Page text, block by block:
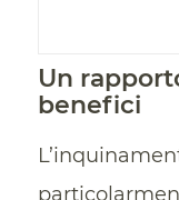
Un
benefici